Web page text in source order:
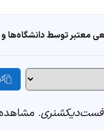
معتبر توسط دانشگاه‌ها
فست‌دیکشنری